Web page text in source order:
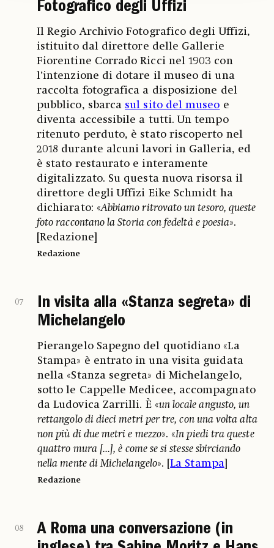
Fotografico degli Uffizi
Il Regio Archivio Fotografico degli Uffizi,
istituito dal direttore delle Gallerie
Fiorentine Corrado Ricci nel 1903 con
l’intenzione di dotare il museo di una
raccolta fotografica a disposizione del
pubblico, sbarca sul sito del museo e
diventa accessibile a tutti. Un tempo
ritenuto perduto, è stato riscoperto nel
2018 durante alcuni lavori in Galleria, ed
è stato restaurato e interamente
digitalizzato. Su questa nuova risorsa il
direttore degli Uffizi Eike Schmidt ha
dichiarato: «Abbiamo ritrovato un tesoro, queste
foto raccontano la Storia con fedeltà e poesia».
[Redazione]
Redazione
07
In visita alla «Stanza segreta» di
Michelangelo
Pierangelo Sapegno del quotidiano «La
Stampa» è entrato in una visita guidata
nella «Stanza segreta» di Michelangelo,
sotto le Cappelle Medicee, accompagnato
da Ludovica Zarrilli. È «un locale angusto, un
rettangolo di dieci metri per tre, con una volta alta
non più di due metri e mezzo». «In piedi tra queste
quattro mura [...], è come se si stesse sbirciando
nella mente di Michelangelo». [La Stampa]
Redazione
08
A Roma una conversazione (in